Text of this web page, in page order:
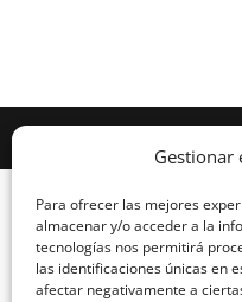
Gestionar
Para ofrecer las mejores
almacenar y/o acceder a la
tecnologías nos permitirá
las identificaciones únicas en
afectar negativamente a